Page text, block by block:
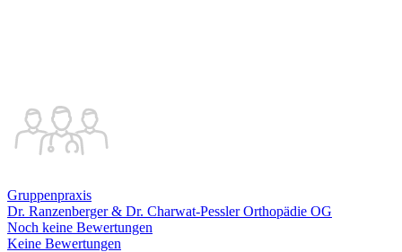
Gruppenpraxis
Dr. Ranzenberger & Dr. Charwat-Pessler Orthopädie OG
Noch keine Bewertungen
Keine Bewertungen